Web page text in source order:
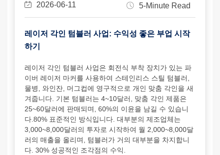
2026-06-11 5-Minute Read
레이저 각인 텀블러 사업: 수익성 좋은 부업 시작
하기
레이저 각인 텀블러 사업은 회전식 부착 장치가 있는 파
이버 레이저 마커를 사용하여 스테인리스 스틸 텀블러,
물병, 와인잔, 머그컵에 영구적으로 개인 맞춤 각인을 새
겨줍니다. 기본 텀블러는 4~10달러, 맞춤 각인 제품은
25~60달러에 판매되며, 60%의 이윤을 남길 수 있습니
다.80% 표준적인 방식입니다. 대부분의 제조업체는
3,000~8,000달러의 투자로 시작하여 월 2,000~8,000달
러의 매출을 올리며, 텀블러가 거의 대부분을 차지합니
다. 30% 성공적인 조각점의 수익.